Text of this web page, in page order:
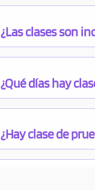
¿Las clases son
¿Qué días hay
¿Hay clase de